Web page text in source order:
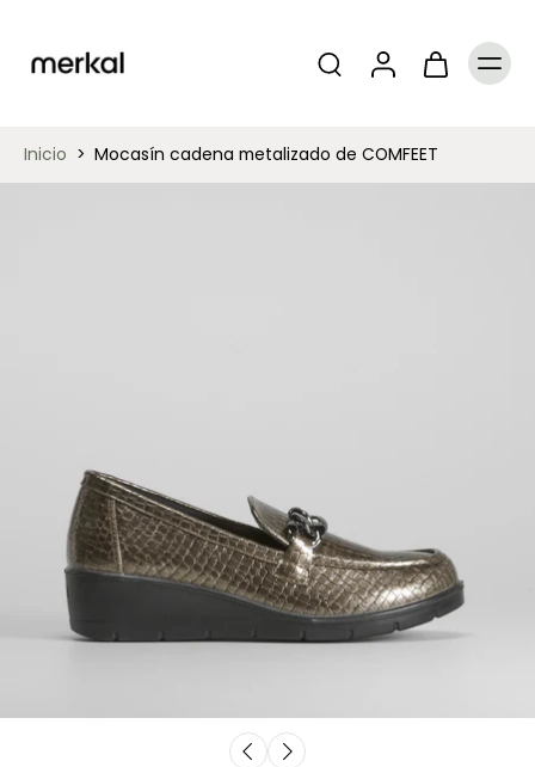
Inicio > Mocasín cadena metalizado de COMFEET